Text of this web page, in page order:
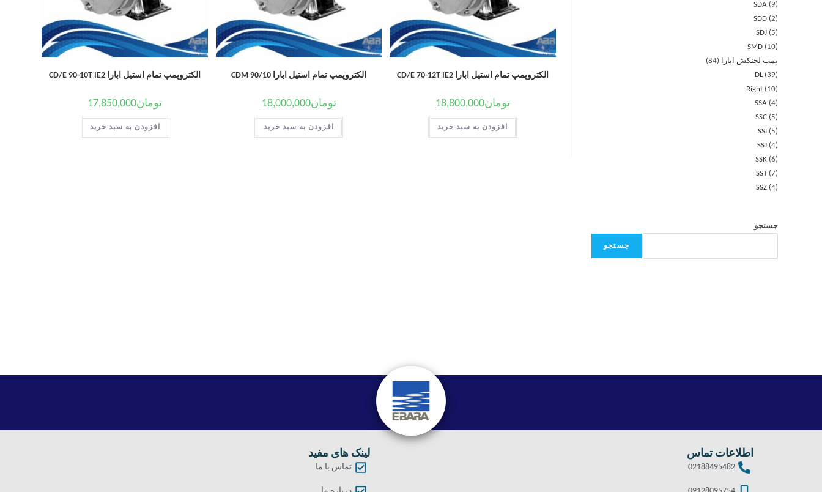
الکتروپمپ تمام استیل ابارا CD/E 70-12T IE2
تومان18,800,000
افزودن به سبد خرید
الکتروپمپ تمام استیل ابارا CDM 90/10
تومان18,000,000
افزودن به سبد خرید
الکتروپمپ تمام استیل ابارا CD/E 90-10T IE2
تومان17,850,000
افزودن به سبد خرید
SDA
9
SDD 2
SDJ
5
SMD
10
پمپ لجنکش ابارا
84
DL 39
Right
10
SSA 4
SSC
5
SSI
5
SSJ 4
SSK 6
SST 7
SSZ 4
جستجو
جستجو
اطلاعات تماس
02188495482
لینک های مفید
تماس با ما